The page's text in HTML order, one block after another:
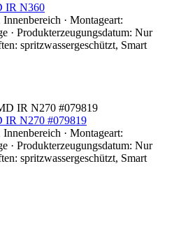
IR N360
· Montageart:
· Produkterzeugungsdatum: Nur
spritzwassergeschützt, Smart
IR N270 #079819
· Montageart:
· Produkterzeugungsdatum: Nur
spritzwassergeschützt, Smart